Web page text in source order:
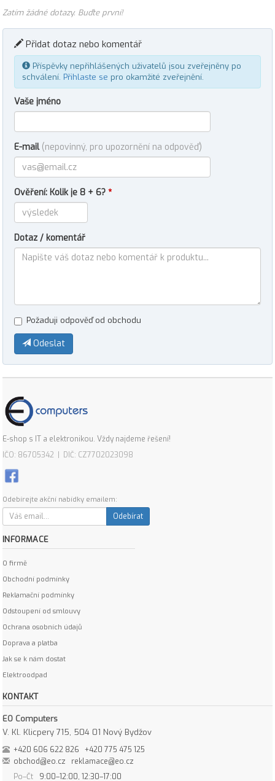
Zatím žádné dotazy. Buďte první!
Přidat dotaz nebo komentář
Příspěvky nepřihlášených uživatelů jsou zveřejněny po
schválení. Přihlaste se pro okamžité zveřejnění.
Vaše jméno
E-mail (nepovinný, pro upozornění na odpověď)
Ověření: Kolik je 8 + 6? *
Dotaz / komentář
Požaduji odpověď od obchodu
Odeslat
E-shop s IT a elektronikou. Vždy najdeme řešení!
IČO: 86705342 | DIČ: CZ7702023098
Odebírejte akční nabídky emailem:
Odebírat
INFORMACE
O firmě
Obchodní podmínky
Reklamační podmínky
Odstoupení od smlouvy
Ochrana osobních údajů
Doprava a platba
Jak se k nám dostat
Elektroodpad
KONTAKT
EO Computers
V. Kl. Klicpery 715, 504 01 Nový Bydžov
+420 606 622 826
+420 775 475 125
obchod@eo.cz
reklamace@eo.cz
Po–Čt
9:00–12:00, 12:30–17:00